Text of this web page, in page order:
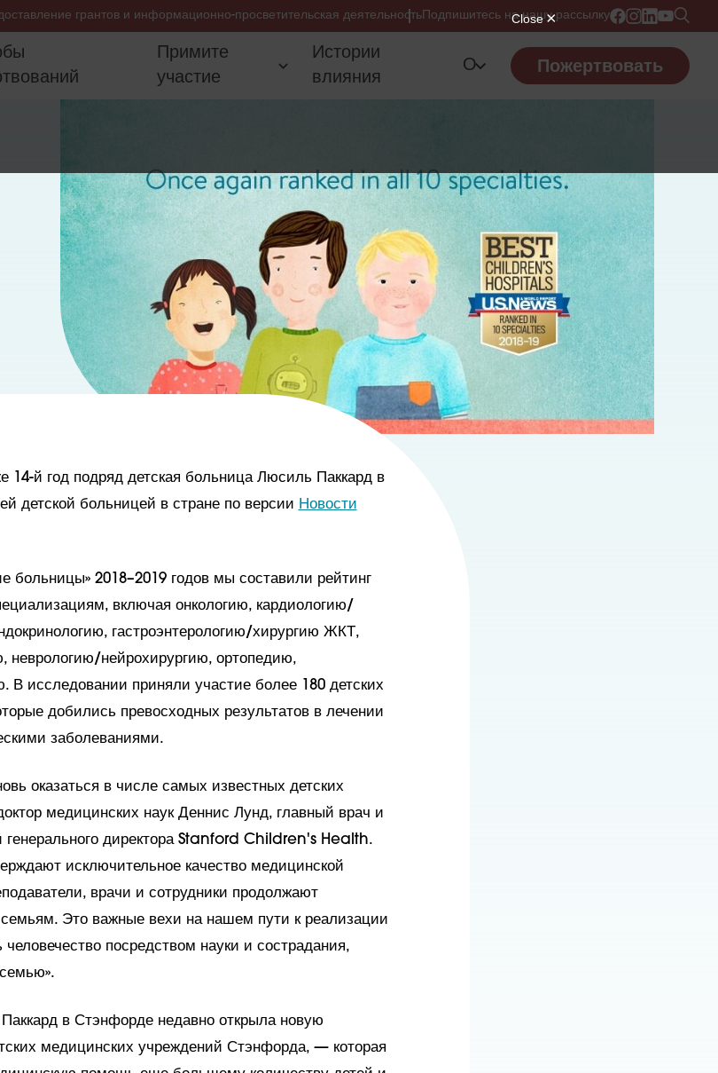
грантов и информационно-просветительская деятельностьПодпишитесь на нашу рассылку
Примите
участие
Истории
влияния
О Пожертвовать
й год подряд детская больница Люсиль Паккард в
детской больницей в стране по версии Новости
больницы» 2018–2019 годов мы составили рейтинг
включая онкологию, кардиологию/
гастроэнтерологию/хирургию ЖКТ,
неврологию/нейрохирургию, ортопедию,
В исследовании приняли участие более 180 детских
добились превосходных результатов в лечении
заболеваниями.
оказаться в числе самых известных детских
медицинских наук Деннис Лунд, главный врач и
директора Stanford Children's Health.
исключительное качество медицинской
врачи и сотрудники продолжают
Это важные вехи на нашем пути к реализации
посредством науки и сострадания,
в Стэнфорде недавно открыла новую
медицинских учреждений Стэнфорда, — которая